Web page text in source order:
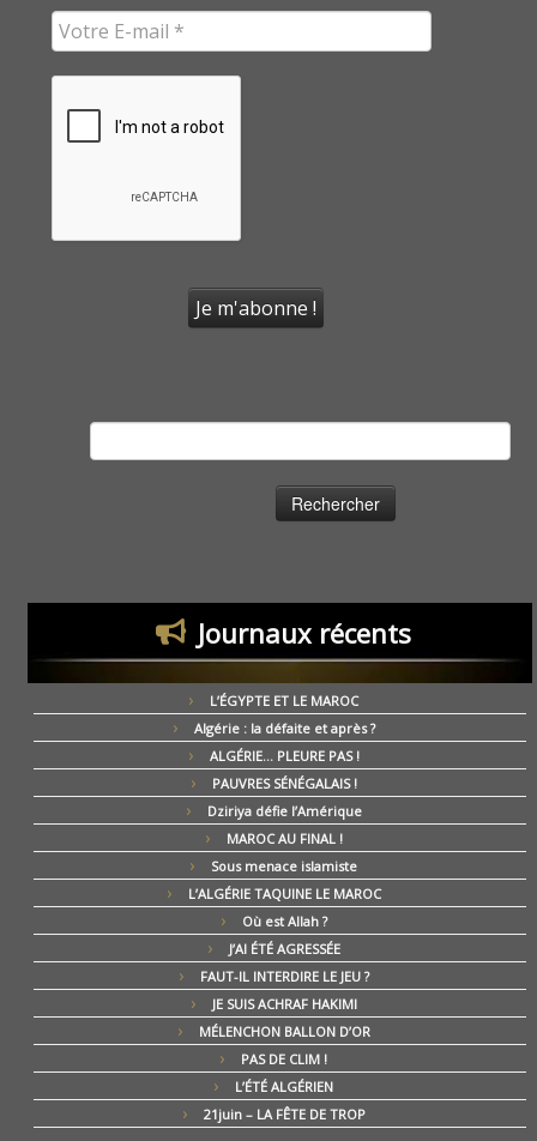
Journaux récents
L’ÉGYPTE ET LE MAROC
Algérie : la défaite et après ?
ALGÉRIE… PLEURE PAS !
PAUVRES SÉNÉGALAIS !
Dziriya défie l’Amérique
MAROC AU FINAL !
Sous menace islamiste
L’ALGÉRIE TAQUINE LE MAROC
Où est Allah ?
J’AI ÉTÉ AGRESSÉE
FAUT-IL INTERDIRE LE JEU ?
JE SUIS ACHRAF HAKIMI
MÉLENCHON BALLON D’OR
PAS DE CLIM !
L’ÉTÉ ALGÉRIEN
21juin – LA FÊTE DE TROP